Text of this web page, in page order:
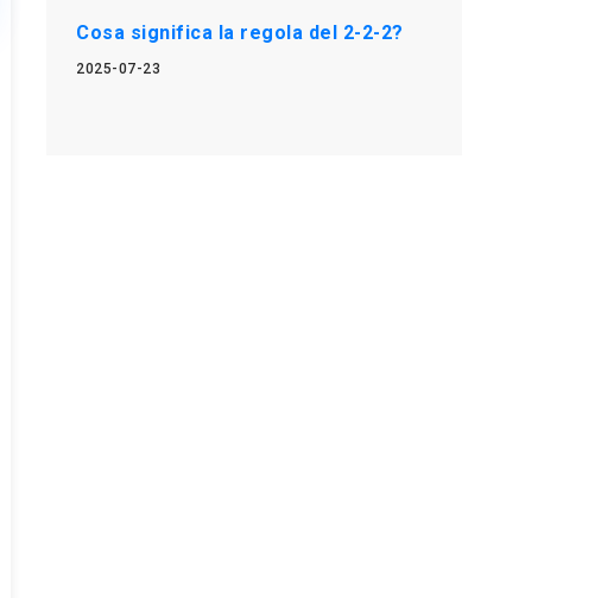
Cosa significa la regola del 2-2-2?
2025-07-23